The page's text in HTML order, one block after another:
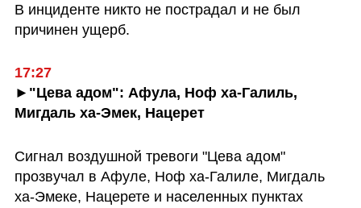
В инциденте никто не пострадал и не был
причинен ущерб.
17:27
►"Цева адом": Афула, Ноф ха-Галиль,
Мигдаль ха-Эмек, Нацерет
Сигнал воздушной тревоги "Цева адом"
прозвучал в Афуле, Ноф ха-Галиле, Мигдаль
ха-Эмеке, Нацерете и населенных пунктах